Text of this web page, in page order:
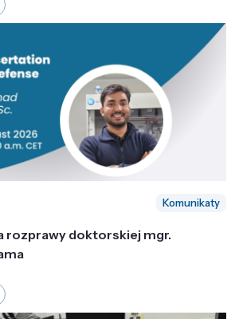
Komunikaty
rozprawy doktorskiej mgr.